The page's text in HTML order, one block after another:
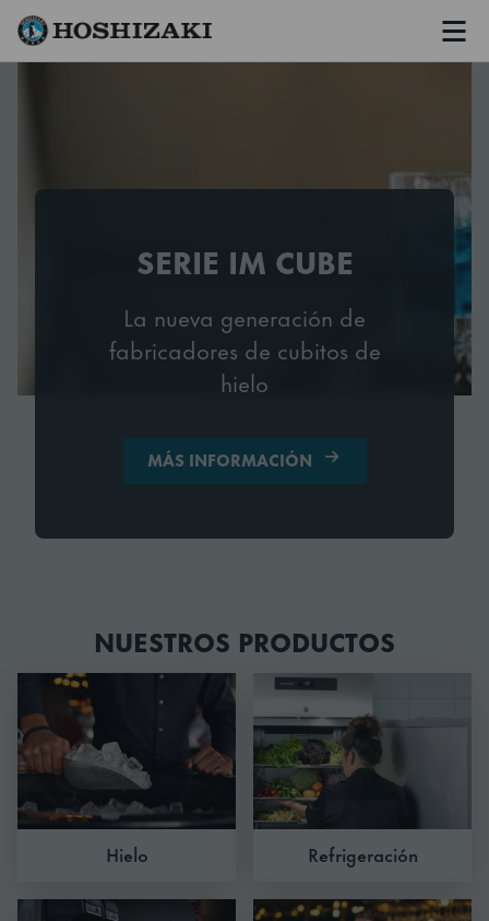
Hoshizaki Spain
REFRIGERACIÓN
Refrigeración de alta calidad
para multitud de aplicaciones
Hielo